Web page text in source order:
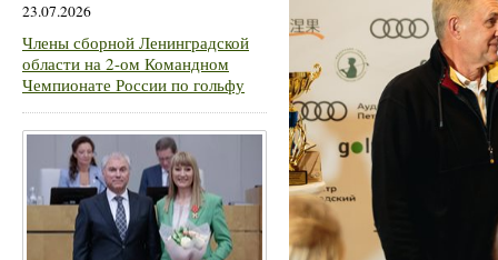
23.07.2026
Члены сборной Ленинградской
области на 2-ом Командном
Чемпионате России по гольфу